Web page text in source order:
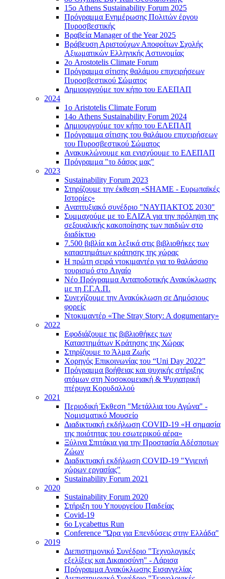
15ο Athens Sustainability Forum 2025
Πρόγραμμα Ενημέρωσης Πολιτών έργου
Πυροσβεστικής
Βραβεία Manager of the Year 2025
Βράβευση Αριστούχων Αποφοίτων Σχολής
Αξιωματικών Ελληνικής Αστυνομίας
2ο Arostotelis Climate Forum
Πρόγραμμα σίτισης θαλάμου επιχειρήσεων
Πυροσβεστικού Σώματος
Δημιουργούμε τον κήπο του ΕΛΕΠΑΠ
2024
1ο Aristotelis Climate Forum
14ο Athens Sustainability Forum 2024
Δημιουργούμε τον κήπο του ΕΛΕΠΑΠ
Πρόγραμμα σίτισης του θαλάμου επιχειρήσεων
του Πυροσβεστικού Σώματος
Ανακυκλώνουμε και ενισχύουμε το ΕΛΕΠΑΠ
Πρόγραμμα "το δάσος μας"
2023
Sustainability Forum 2023
Στηρίζουμε την έκθεση «SHAME - Ευρωπαϊκές
Ιστορίες»
Αναπτυξιακό συνέδριο "ΝΑΥΠΑΚΤΟΣ 2030"
Συμμαχούμε με το ΕΛΙΖΑ για την πρόληψη της
σεξουαλικής κακοποίησης των παιδιών στο
διαδίκτυο
7.500 βιβλία και λεξικά στις βιβλιοθήκες των
καταστημάτων κράτησης της χώρας
Η πρώτη σειρά ντοκιμαντέρ για το θαλάσσιο
τουρισμό στο Αιγαίο
Νέο Πρόγραμμα Ανταποδοτικής Ανακύκλωσης
με τη Γ.Γ.Α.Π.
Συνεχίζουμε την Ανακύκλωση σε Δημόσιους
φορείς
Ντοκιμαντέρ «The Stray Story: A dogumentary»
2022
Εφοδιάζουμε τις βιβλιοθήκες των
Καταστημάτων Κράτησης της Χώρας
Στηρίζουμε το Άλμα Ζωής
Χορηγός Επικοινωνίας του “Uni Day 2022”
Πρόγραμμα βοήθειας και ψυχικής στήριξης
ατόμων στη Νοσοκομειακή & Ψυχιατρική
πτέρυγα Κορυδαλλού
2021
Περιοδική Έκθεση "Μετάλλια του Αγώνα" -
Νομισματικό Μουσείο
Διαδικτυακή εκδήλωση COVID-19 «Η σημασία
της ποιότητας του εσωτερικού αέρα»
Ξύλινα Σπιτάκια για την Προστασία Αδέσποτων
Ζώων
Διαδικτυακή εκδήλωση COVID-19 "Υγιεινή
χώρων εργασίας"
Sustainability Forum 2021
2020
Sustainability Forum 2020
Στήριξη του Υπουργείου Παιδείας
Covid-19
6ο Lycabettus Run
Conference "Ώρα για Επενδύσεις στην Ελλάδα"
2019
Διεπιστημονικό Συνέδριο "Τεχνολογικές
εξελίξεις και Δικαιοσύνη" - Λάρισα
Πρόγραμμα Ανακύκλωσης Εισαγγελίας